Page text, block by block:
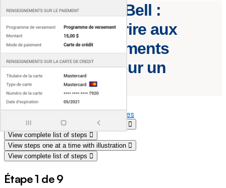
Application MonBell :
Comment s’inscrire aux
réapprovisionnements
automatiques pour un
compte prépayé
Soutien Facturation et comptes
View steps one at a time with illustration
View complete list of steps
View steps one at a time with illustration
View complete list of steps
Étape 1 de 9